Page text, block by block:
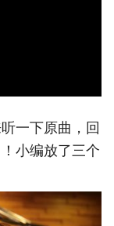
一下原曲，回
小编放了三个